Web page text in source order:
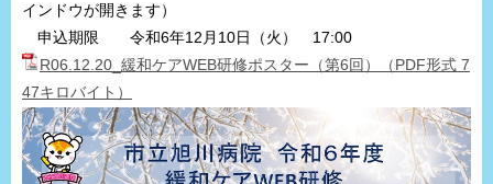
インドウが開きます）
申込期限 令和6年12月10日（火） 17:00
R06.12.20_緩和ケアWEB研修ポスター（第6回）（PDF形式 7
47キロバイト）